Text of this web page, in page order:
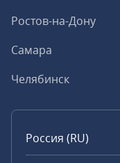
Ростов-на-Дону
Самара
Челябинск
Россия (RU)